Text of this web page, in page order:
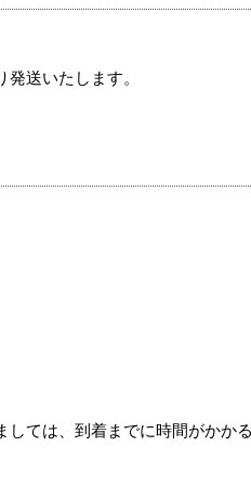
送いたします。
ては、到着までに時間がかかる